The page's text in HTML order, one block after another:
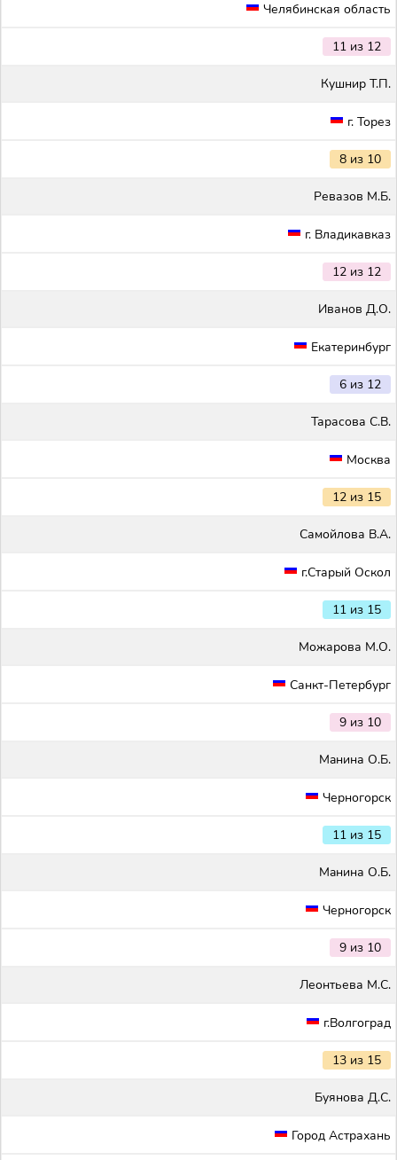
Челябинская область
11 из 12
Кушнир Т.П.
г. Торез
8 из 10
Ревазов М.Б.
г. Владикавказ
12 из 12
Иванов Д.О.
Екатеринбург
6 из 12
Тарасова С.В.
Москва
12 из 15
Самойлова В.А.
г.Старый Оскол
11 из 15
Можарова М.О.
Санкт-Петербург
9 из 10
Maнина О.Б.
Черногорск
11 из 15
Maнина О.Б.
Черногорск
9 из 10
Леонтьева М.С.
г.Волгоград
13 из 15
Буянова Д.С.
Город Астрахань